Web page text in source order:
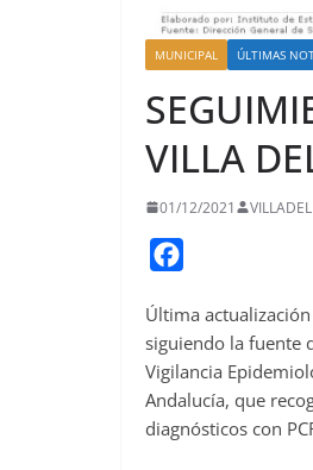
MUNICIPAL ÚLTIMAS
VILLA
01/12/2021
c
e
b
o
Última
siguiendo la fuente
Vigilancia
Andalucía, que
diagnósticos con